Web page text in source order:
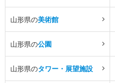
山形県の美術館
山形県の公園
山形県のタワー・展望施設